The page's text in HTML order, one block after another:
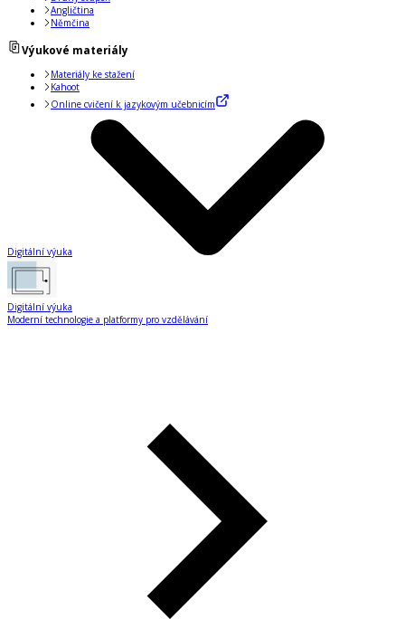
Angličtina
Němčina
Výukové materiály
Materiály ke stažení
Kahoot
Online cvičení k jazykovým učebnicím
Digitální výuka
Digitální výuka
Moderní technologie a platformy pro vzdělávání